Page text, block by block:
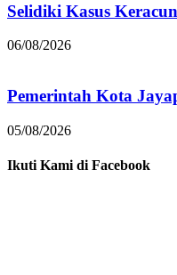
Selidiki Kasus
06/08/2026
Pemerintah Kota
05/08/2026
Ikuti Kami di Facebook